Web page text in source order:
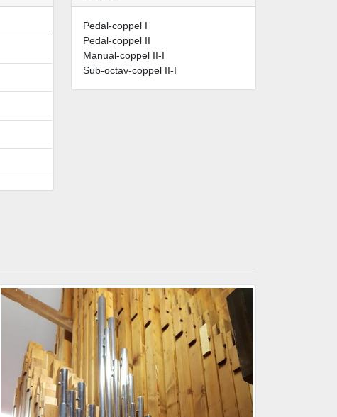
Pedal-coppel I
Pedal-coppel II
Manual-coppel II-I
Sub-octav-coppel II-I